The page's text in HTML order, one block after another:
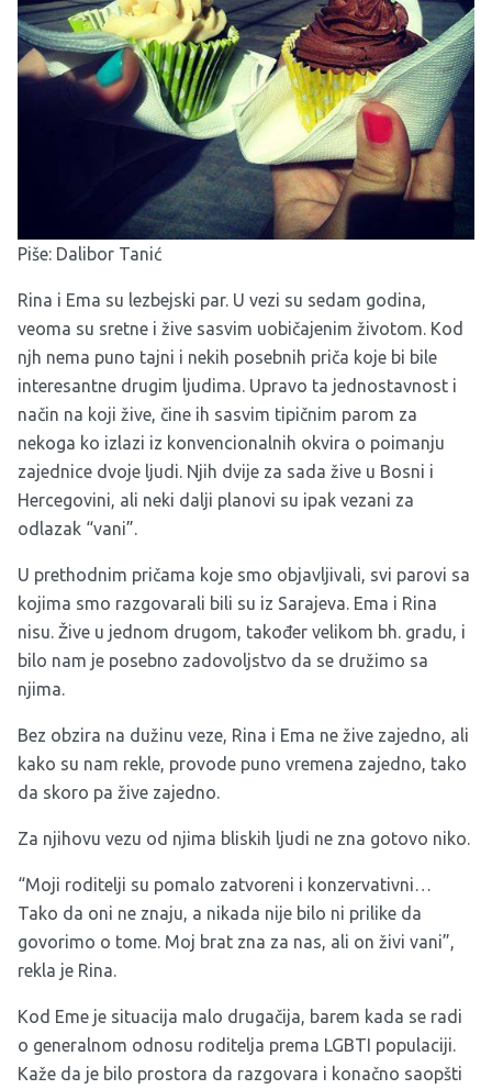
Piše: Dalibor Tanić
Rina i Ema su lezbejski par. U vezi su sedam godina,
veoma su sretne i žive sasvim uobičajenim životom. Kod
njh nema puno tajni i nekih posebnih priča koje bi bile
interesantne drugim ljudima. Upravo ta jednostavnost i
način na koji žive, čine ih sasvim tipičnim parom za
nekoga ko izlazi iz konvencionalnih okvira o poimanju
zajednice dvoje ljudi. Njih dvije za sada žive u Bosni i
Hercegovini, ali neki dalji planovi su ipak vezani za
odlazak “vani”.
U prethodnim pričama koje smo objavljivali, svi parovi sa
kojima smo razgovarali bili su iz Sarajeva. Ema i Rina
nisu. Žive u jednom drugom, također velikom bh. gradu, i
bilo nam je posebno zadovoljstvo da se družimo sa
njima.
Bez obzira na dužinu veze, Rina i Ema ne žive zajedno, ali
kako su nam rekle, provode puno vremena zajedno, tako
da skoro pa žive zajedno.
Za njihovu vezu od njima bliskih ljudi ne zna gotovo niko.
“Moji roditelji su pomalo zatvoreni i konzervativni…
Tako da oni ne znaju, a nikada nije bilo ni prilike da
govorimo o tome. Moj brat zna za nas, ali on živi vani”,
rekla je Rina.
Kod Eme je situacija malo drugačija, barem kada se radi
o generalnom odnosu roditelja prema LGBTI populaciji.
Kaže da je bilo prostora da razgovara i konačno saopšti